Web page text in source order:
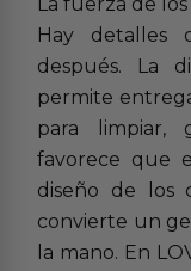
La fuerza de
Hay
después. La
permite
para limpiar,
favorece que
diseño de los
convierte un
la mano. En